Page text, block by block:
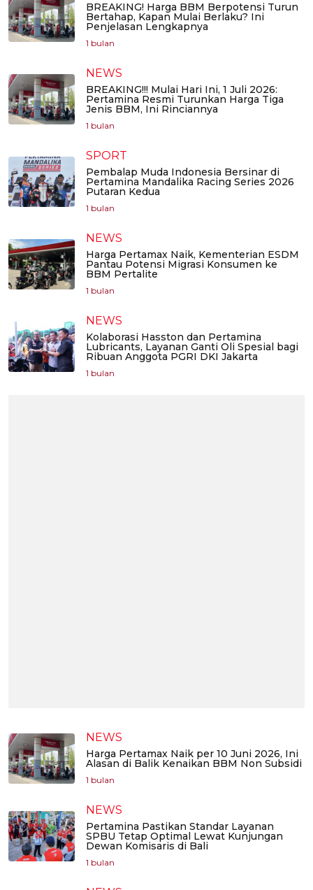
BREAKING! Harga BBM Berpotensi Turun
Bertahap, Kapan Mulai Berlaku? Ini
Penjelasan Lengkapnya
1 bulan
NEWS
BREAKING!!! Mulai Hari Ini, 1 Juli 2026:
Pertamina Resmi Turunkan Harga Tiga
Jenis BBM, Ini Rinciannya
1 bulan
SPORT
Pembalap Muda Indonesia Bersinar di
Pertamina Mandalika Racing Series 2026
Putaran Kedua
1 bulan
NEWS
Harga Pertamax Naik, Kementerian ESDM
Pantau Potensi Migrasi Konsumen ke
BBM Pertalite
1 bulan
NEWS
Kolaborasi Hasston dan Pertamina
Lubricants, Layanan Ganti Oli Spesial bagi
Ribuan Anggota PGRI DKI Jakarta
1 bulan
NEWS
Harga Pertamax Naik per 10 Juni 2026, Ini
Alasan di Balik Kenaikan BBM Non Subsidi
1 bulan
NEWS
Pertamina Pastikan Standar Layanan
SPBU Tetap Optimal Lewat Kunjungan
Dewan Komisaris di Bali
1 bulan